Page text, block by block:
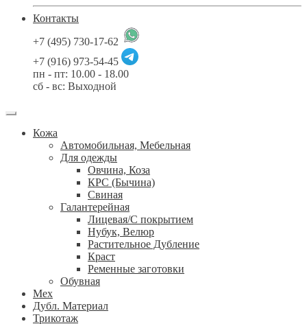
Контакты
+7 (495) 730-17-62
+7 (916) 973-54-45
пн - пт: 10.00 - 18.00
сб - вс: Выходной
Кожа
Автомобильная, Мебельная
Для одежды
Овчина, Коза
КРС (Бычина)
Свиная
Галантерейная
Лицевая/С покрытием
Нубук, Велюр
Растительное Дубление
Краст
Ременные заготовки
Обувная
Мех
Дубл. Материал
Трикотаж